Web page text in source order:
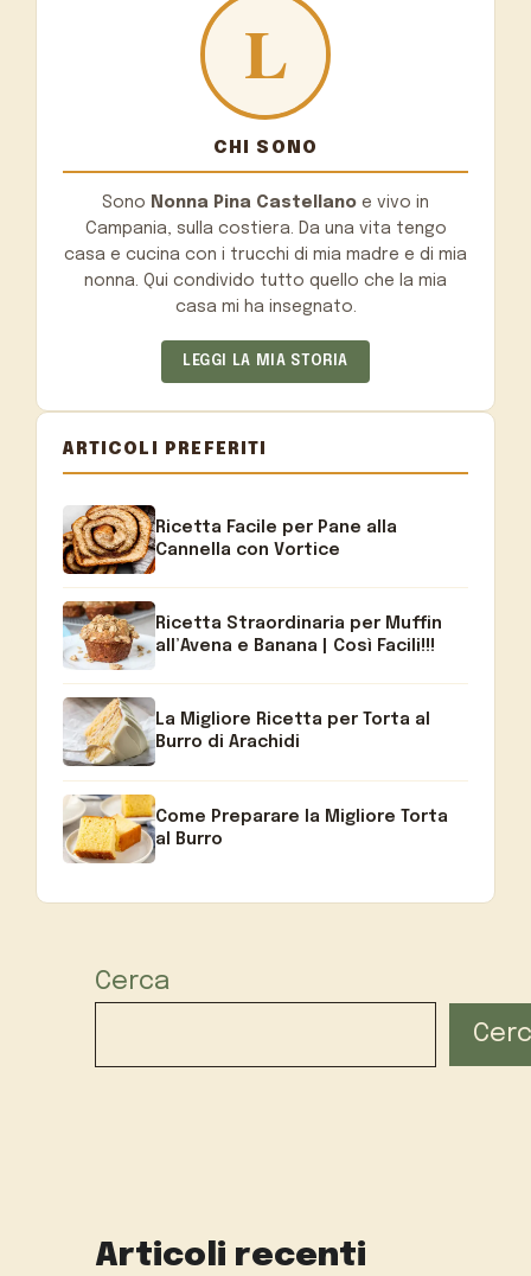
CHI SONO
Sono Nonna Pina Castellano e vivo in
Campania, sulla costiera. Da una vita tengo
casa e cucina con i trucchi di mia madre e di mia
nonna. Qui condivido tutto quello che la mia
casa mi ha insegnato.
LEGGI LA MIA STORIA
ARTICOLI PREFERITI
Ricetta Facile per Pane alla
Cannella con Vortice
Ricetta Straordinaria per Muffin
all’Avena e Banana | Così Facili!!!
La Migliore Ricetta per Torta al
Burro di Arachidi
Come Preparare la Migliore Torta
al Burro
Cerca
Articoli recenti